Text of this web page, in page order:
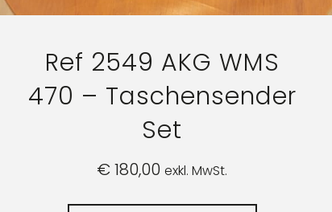
Ref 2549 AKG WMS
470 – Taschensender
Set
€180,00 exkl. MwSt.